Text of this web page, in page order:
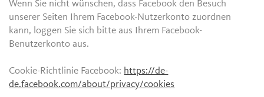
Wenn Sie nicht wünschen, dass Facebook den Besuch
unserer Seiten Ihrem Facebook-Nutzerkonto zuordnen
kann, loggen Sie sich bitte aus Ihrem Facebook-
Benutzerkonto aus.
Cookie-Richtlinie Facebook: https://de-
de.facebook.com/about/privacy/cookies